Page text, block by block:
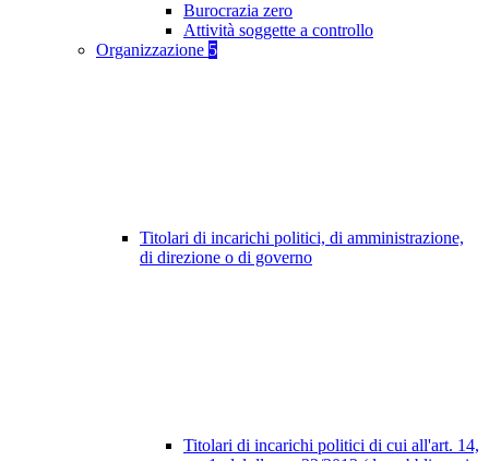
Burocrazia zero
Attività soggette a controllo
Organizzazione 5
Titolari di incarichi politici, di amministrazione,
di direzione o di governo
Titolari di incarichi politici di cui all'art. 14,